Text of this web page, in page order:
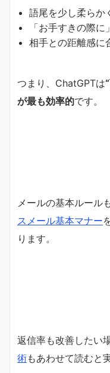
語尾を少し柔らか
「お手すきの際に
相手との距離感に
つまり、ChatGPTは
が最も効率的です。
メールの基本ルール
スメール基本マナー
ります。
返信率も改善したい
術もあわせて読むと